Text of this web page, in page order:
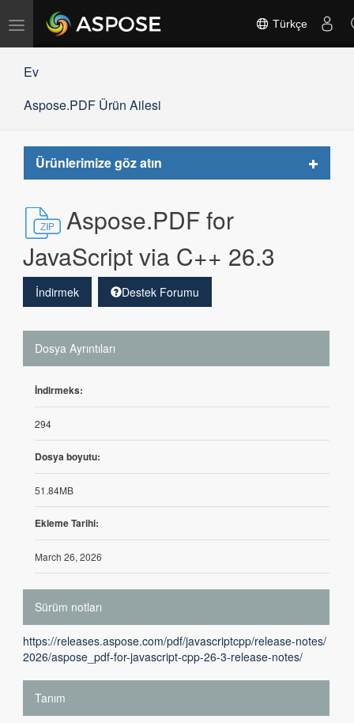
Gezinmeyi
Türkçe
Ev
Aspose.PDF Ürün Ailesi
Ürünlerimize göz atın
Toggle
Aspose.PDF for
JavaScript via C++ 26.3
İndirmek Destek Forumu
Dosya Ayrıntıları
İndirmeks:
294
Dosya boyutu:
51.84MB
Ekleme Tarihi:
March 26, 2026
Sürüm notları
https://releases.aspose.com/pdf/javascriptcpp/release-notes/
2026/aspose_pdf-for-javascript-cpp-26-3-release-notes/
Tanım